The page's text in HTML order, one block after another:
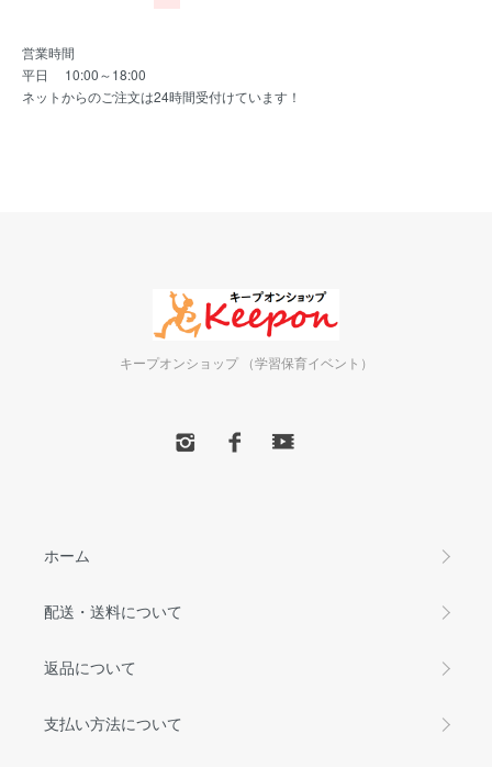
営業時間
平日 10:00～18:00
ネットからのご注文は24時間受付けています！
キープオンショップ （学習保育イベント）
ホーム
配送・送料について
返品について
支払い方法について